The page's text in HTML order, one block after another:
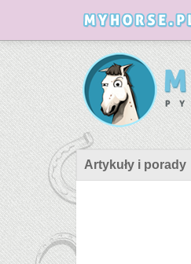
Artykuły i porady